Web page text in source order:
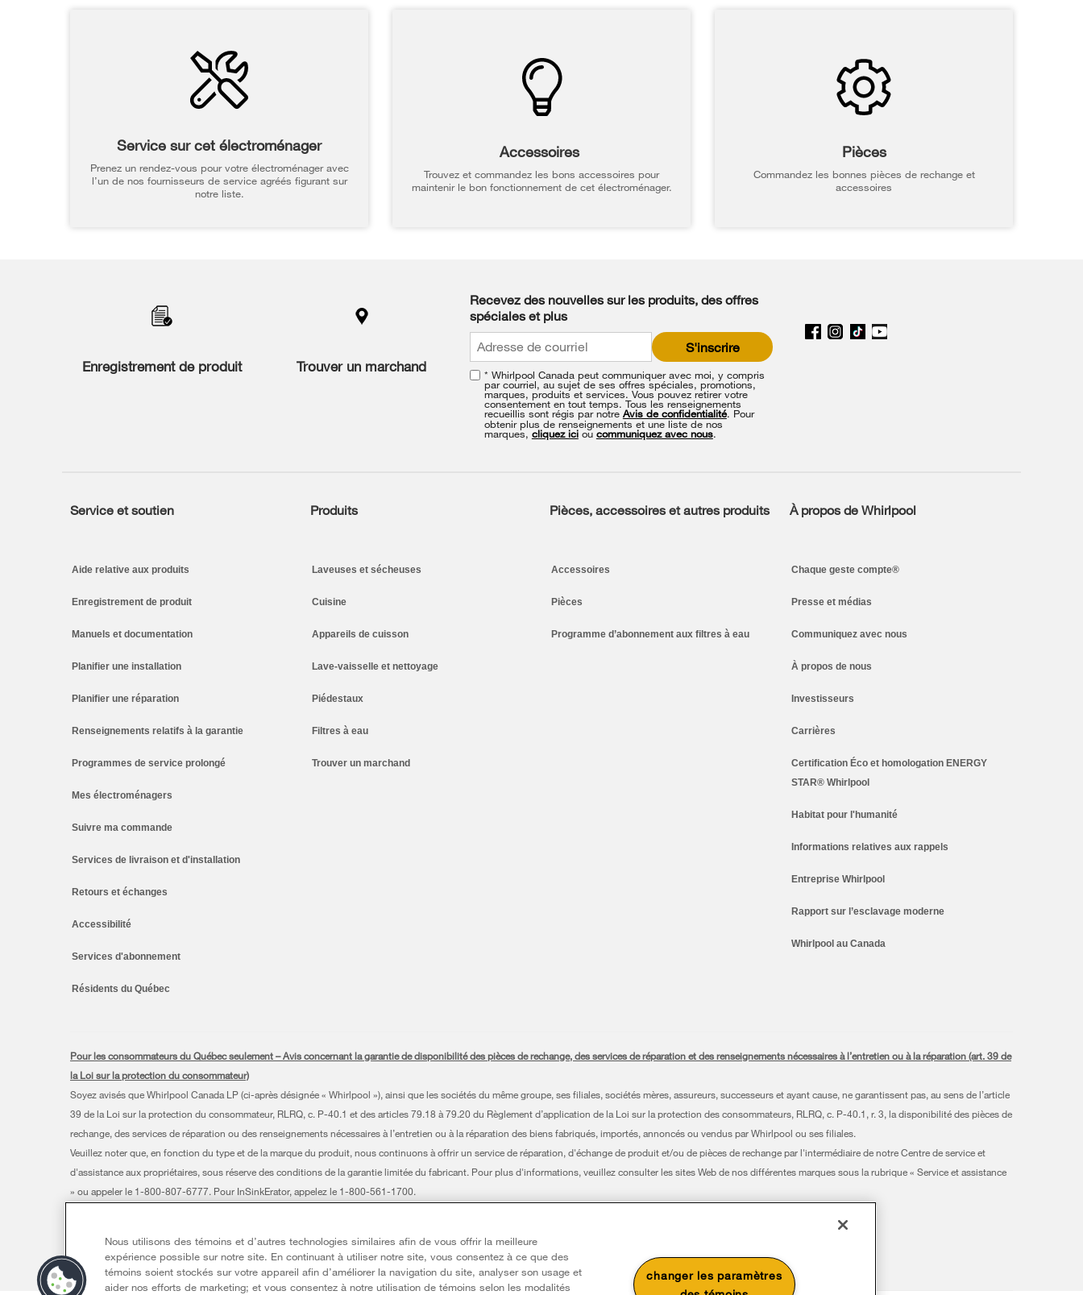
Service sur cet électroménager
Prenez un rendez-vous pour votre électroménager avec
l’un de nos fournisseurs de service agréés figurant sur
notre liste.
Accessoires
Trouvez et commandez les bons accessoires pour
maintenir le bon fonctionnement de cet électroménager.
Pièces
Commandez les bonnes pièces de rechange et
accessoires
Enregistrement de produit Trouver un marchand
Recevez des nouvelles sur les produits, des offres
spéciales et plus
S'inscrire
* Whirlpool Canada peut communiquer avec moi, y compris
par courriel, au sujet de ses offres spéciales, promotions,
marques, produits et services. Vous pouvez retirer votre
consentement en tout temps. Tous les renseignements
recueillis sont régis par notre Avis de confidentialité. Pour
obtenir plus de renseignements et une liste de nos
marques, cliquez iciou communiquez avec nous.
Footer
Service et soutien
Aide relative aux produits
Enregistrement de produit
Manuels et documentation
Planifier une installation
Planifier une réparation
Renseignements relatifs à la garantie
Programmes de service prolongé
Mes électroménagers
Suivre ma commande
Services de livraison et d'installation
Retours et échanges
Accessibilité
Services d'abonnement
Résidents du Québec
Produits
Laveuses et sécheuses
Cuisine
Appareils de cuisson
Lave-vaisselle et nettoyage
Piédestaux
Filtres à eau
Trouver un marchand
Pièces, accessoires et autres produits
Accessoires
Pièces
Programme d’abonnement aux filtres à eau
À propos de Whirlpool
Chaque geste compte®
Presse et médias
Communiquez avec nous
À propos de nous
Investisseurs
Carrières
Certification Éco et homologation ENERGY
STAR® Whirlpool
Habitat pour l'humanité
Informations relatives aux rappels
Entreprise Whirlpool
Rapport sur l’esclavage moderne
Whirlpool au Canada
Pour les consommateurs du Québec seulement – Avis concernant la garantie de disponibilité des pièces de rechange, des services de réparation et des renseignements nécessaires à l’entretien ou à la réparation (art. 39 de
la Loi sur la protection du consommateur)
Soyez avisés que Whirlpool Canada LP (ci-après désignée « Whirlpool »), ainsi que les sociétés du même groupe, ses filiales, sociétés mères, assureurs, successeurs et ayant cause, ne garantissent pas, au sens de l’article
39 de la Loi sur la protection du consommateur, RLRQ, c. P-40.1 et des articles 79.18 à 79.20 du Règlement d’application de la Loi sur la protection des consommateurs, RLRQ, c. P-40.1, r. 3, la disponibilité des pièces de
rechange, des services de réparation ou des renseignements nécessaires à l’entretien ou à la réparation des biens fabriqués, importés, annoncés ou vendus par Whirlpool ou ses filiales.
Veuillez noter que, en fonction du type et de la marque du produit, nous continuons à offrir un service de réparation, d'échange de produit et/ou de pièces de rechange par l'intermédiaire de notre Centre de service et
d'assistance aux propriétaires, sous réserve des conditions de la garantie limitée du fabricant. Pour plus d'informations, veuillez consulter les sites Web de nos différentes marques sous la rubrique « Service et assistance
» ou appeler le 1-800-807-6777. Pour InSinkErator, appelez le 1-800-561-1700.
Ce marchand en ligne est situé au 200-6750, avenue Century, Mississauga (Ontario) L5N 0B7
Modalités
Avis de confidentialité Plan du site Communiquez avec nous
Nous utilisons des témoins et d’autres technologies similaires afin de vous offrir la meilleure
expérience possible sur notre site. En continuant à utiliser notre site, vous consentez à ce que des
témoins soient stockés sur votre appareil afin d’améliorer la navigation du site, analyser son usage et
aider nos efforts de marketing; et vous consentez à notre utilisation de témoins selon les modalités
changer les paramètres